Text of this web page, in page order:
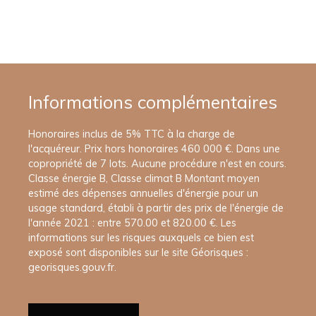
Informations complémentaires
Honoraires inclus de 5% TTC à la charge de
l'acquéreur. Prix hors honoraires 460 000 €. Dans une
copropriété de 7 lots. Aucune procédure n'est en cours.
Classe énergie B, Classe climat B Montant moyen
estimé des dépenses annuelles d'énergie pour un
usage standard, établi à partir des prix de l'énergie de
l'année 2021 : entre 570.00 et 820.00 €. Les
informations sur les risques auxquels ce bien est
exposé sont disponibles sur le site Géorisques :
georisques.gouv.fr.